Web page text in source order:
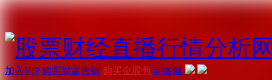
加入VIP 购买财富密钥 购买金股包 问客服